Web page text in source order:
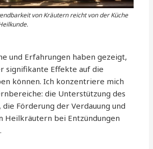
von Kräutern reicht von der Küche
und Erfahrungen haben gezeigt,
signifikante Effekte auf die
können. Ich konzentriere mich
die Unterstützung des
Förderung der Verdauung und
Heilkräutern bei Entzündungen